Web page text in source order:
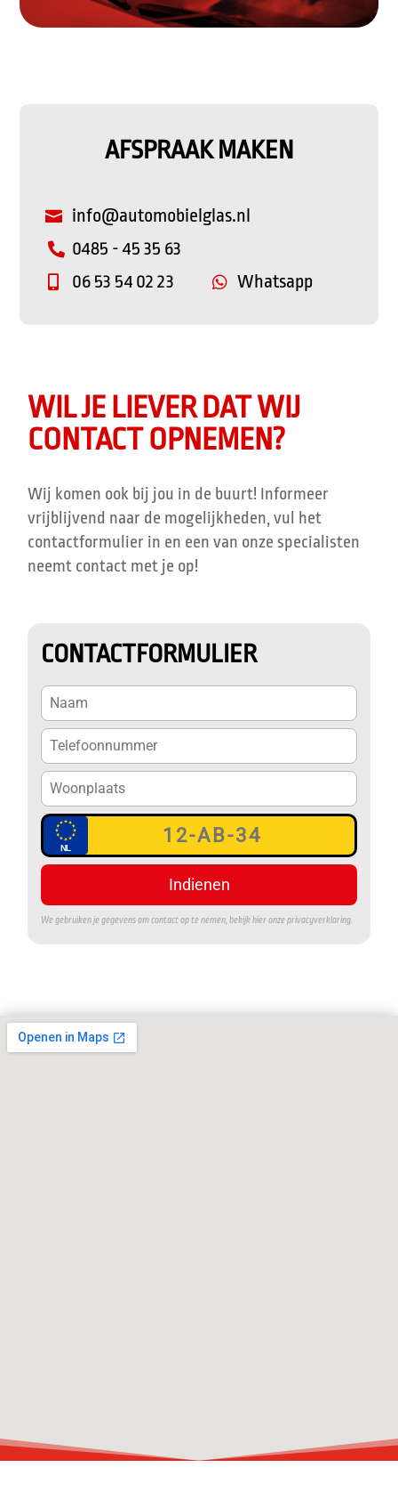
AFSPRAAK MAKEN
 info@automobielglas.nl
 0485 - 45 35 63
 06 53 54 02 23  Whatsapp
WIL JE LIEVER DAT WIJ
CONTACT OPNEMEN?
Wij komen ook bij jou in de buurt! Informeer
vrijblijvend naar de mogelijkheden, vul het
contactformulier in en een van onze specialisten
neemt contact met je op!
CONTACTFORMULIER
Indienen
We gebruiken je gegevens om contact op te nemen, bekijk hier onzeprivacyverklaring.